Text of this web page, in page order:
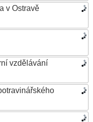
v Ostravě
vzdělávání